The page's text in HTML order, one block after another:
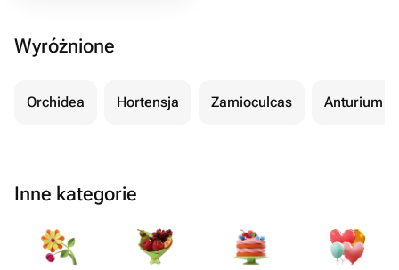
Wyróżnione
Orchidea Hortensja Zamioculcas Anturium
Inne kategorie